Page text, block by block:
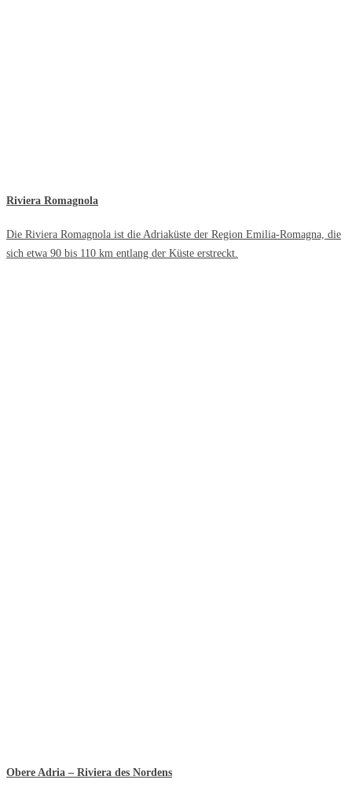
Riviera Romagnola
Die Riviera Romagnola ist die Adriaküste der Region Emilia-Romagna, die
sich etwa 90 bis 110 km entlang der Küste erstreckt.
Obere Adria – Riviera des Nordens